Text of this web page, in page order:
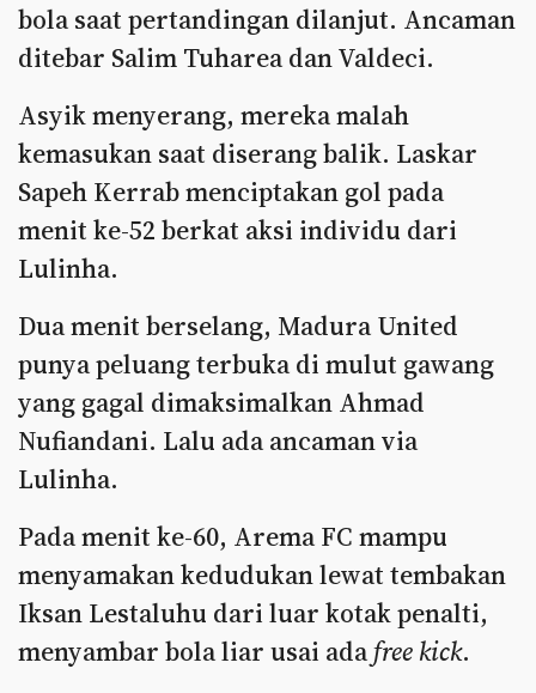
bola saat pertandingan dilanjut. Ancaman
ditebar Salim Tuharea dan Valdeci.
Asyik menyerang, mereka malah
kemasukan saat diserang balik. Laskar
Sapeh Kerrab menciptakan gol pada
menit ke-52 berkat aksi individu dari
Lulinha.
Dua menit berselang, Madura United
punya peluang terbuka di mulut gawang
yang gagal dimaksimalkan Ahmad
Nufiandani. Lalu ada ancaman via
Lulinha.
Pada menit ke-60, Arema FC mampu
menyamakan kedudukan lewat tembakan
Iksan Lestaluhu dari luar kotak penalti,
menyambar bola liar usai adafree kick.